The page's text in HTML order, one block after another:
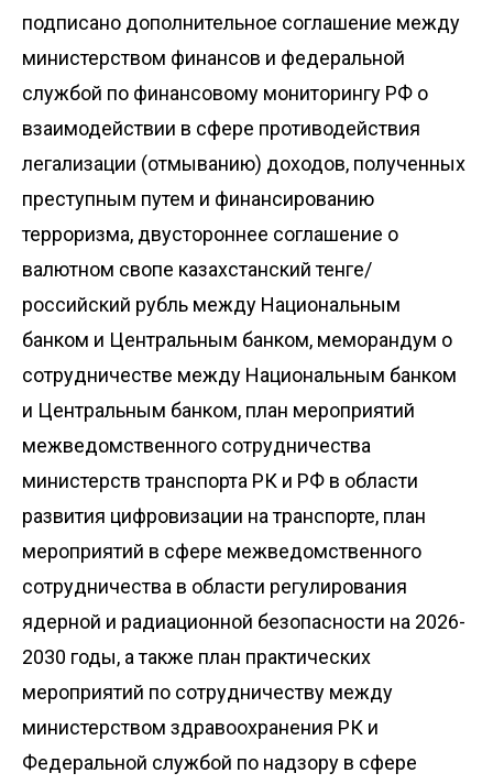
подписано дополнительное соглашение между
министерством финансов и федеральной
службой по финансовому мониторингу РФ о
взаимодействии в сфере противодействия
легализации (отмыванию) доходов, полученных
преступным путем и финансированию
терроризма, двустороннее соглашение о
валютном свопе казахстанский тенге/
российский рубль между Национальным
банком и Центральным банком, меморандум о
сотрудничестве между Национальным банком
и Центральным банком, план мероприятий
межведомственного сотрудничества
министерств транспорта РК и РФ в области
развития цифровизации на транспорте, план
мероприятий в сфере межведомственного
сотрудничества в области регулирования
ядерной и радиационной безопасности на 2026-
2030 годы, а также план практических
мероприятий по сотрудничеству между
министерством здравоохранения РК и
Федеральной службой по надзору в сфере